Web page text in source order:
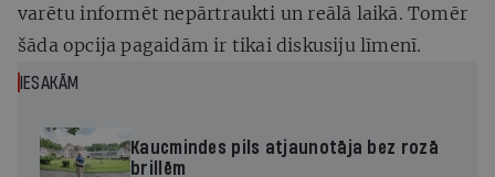
varētu informēt nepārtraukti un reālā laikā. Tomēr
šāda opcija pagaidām ir tikai diskusiju līmenī.
IESAKĀM
Kaucmindes pils atjaunotāja bez rozā
brillēm